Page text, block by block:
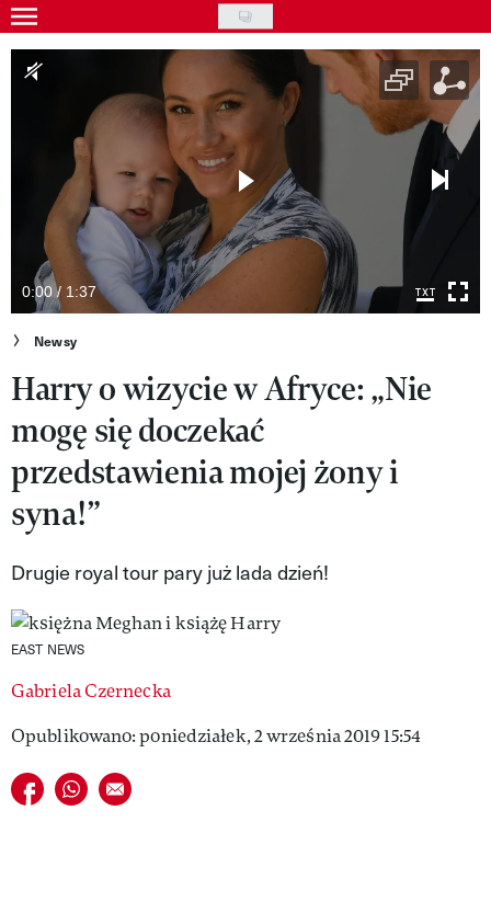
Skip
to
main
Gwiazdy
Uroda
Styl życia
Kultura
Wideo
Nasze akcje
VIVA!ART
VIVA!MODA
VIVA!LIFESTYLE
VIVA!MAN
VIVA!PEOPLE POWER
VIVA!ITAKA
MAGAZYN VIVA!
0:00 / 1:37
Newsy
Harry o wizycie w Afryce: „Nie
mogę się doczekać
przedstawienia mojej żony i
syna!”
Drugie royal tour pary już lada dzień!
EAST NEWS
Gabriela Czernecka
Opublikowano: poniedziałek, 2 września 2019 15:54
Udostępnij na facebook
Udostępnij na whatsapp
E-mail do przyjaciela